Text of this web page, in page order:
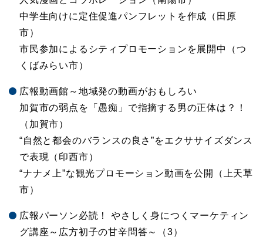
中学生向けに定住促進パンフレットを作成（田原
市）
市民参加によるシティプロモーションを展開中（つ
くばみらい市）
広報動画館～地域発の動画がおもしろい
加賀市の弱点を「愚痴」で指摘する男の正体は？！
（加賀市）
“自然と都会のバランスの良さ”をエクササイズダンス
で表現（印西市）
“ナナメ上”な観光プロモーション動画を公開（上天草
市）
広報パーソン必読！ やさしく身につくマーケティン
グ講座～広方初子の甘辛問答～（3）